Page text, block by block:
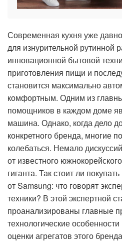
Современная кухня уже
для изнурительной рутинной
инновационной бытовой
приготовления пищи и
становится максимально
комфортным. Одним из
помощников в каждом доме
машина. Однако, когда дело
конкретного бренда, многие
колебаться. Немало
от известного
гиганта. Так стоит ли
от Samsung: что говорят
техники? В этой экспертной
проанализированы главные
технологические
оценки агрегатов этого